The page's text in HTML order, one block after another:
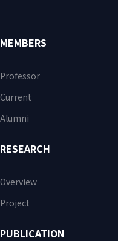
MEMBERS
Professor
Current
Alumni
RESEARCH
Overview
Project
PUBLICATION